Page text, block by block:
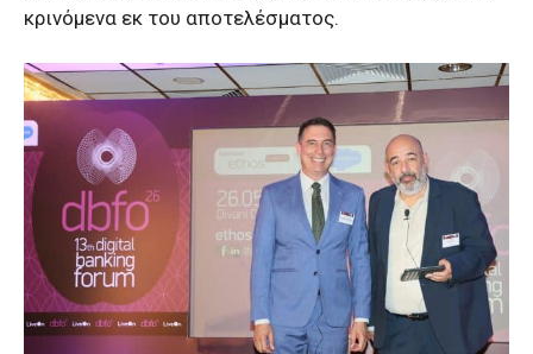
κρινόμενα εκ του αποτελέσματος.